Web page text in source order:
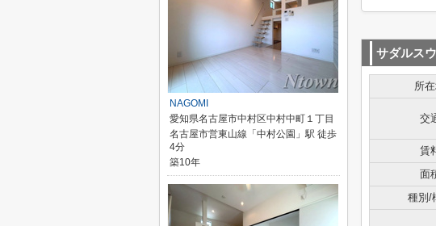
サダルス
所
交
賃
面
種別/
NAGOMI
愛知県名古屋市中村区中村中町１丁目
名古屋市営東山線「中村公園」駅 徒歩
4分
築10年